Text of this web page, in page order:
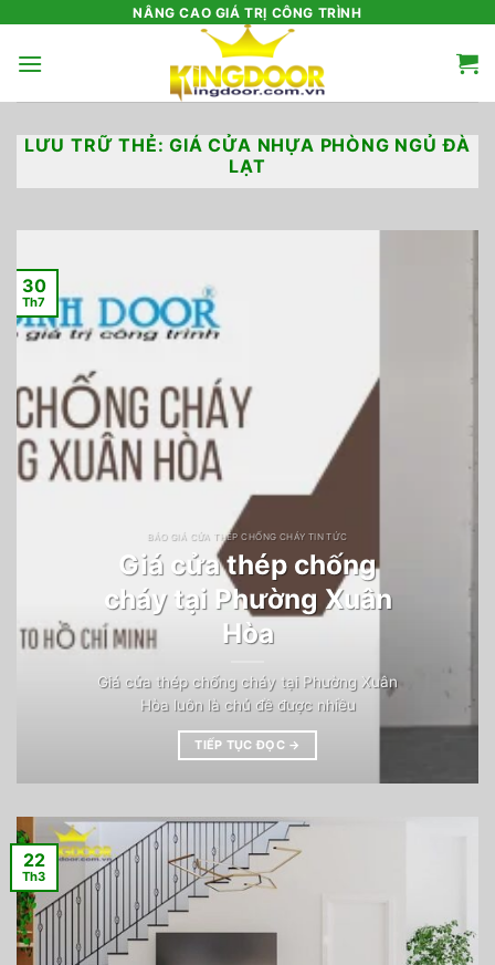
nội
NÂNG CAO GIÁ TRỊ CÔNG TRÌNH
LƯU TRỮ THẺ:GIÁ CỬA NHỰA PHÒNG NGỦ ĐÀ
LẠT
BÁO GIÁ CỬA THÉP CHỐNG CHÁY TIN TỨC
Giá cửa thép chống
cháy tại Phường Xuân
Hòa
Giá cửa thép chống cháy tại Phường Xuân
Hòa luôn là chủ đề được nhiều
TIẾP TỤC ĐỌC →
30
Th7
22
Th3